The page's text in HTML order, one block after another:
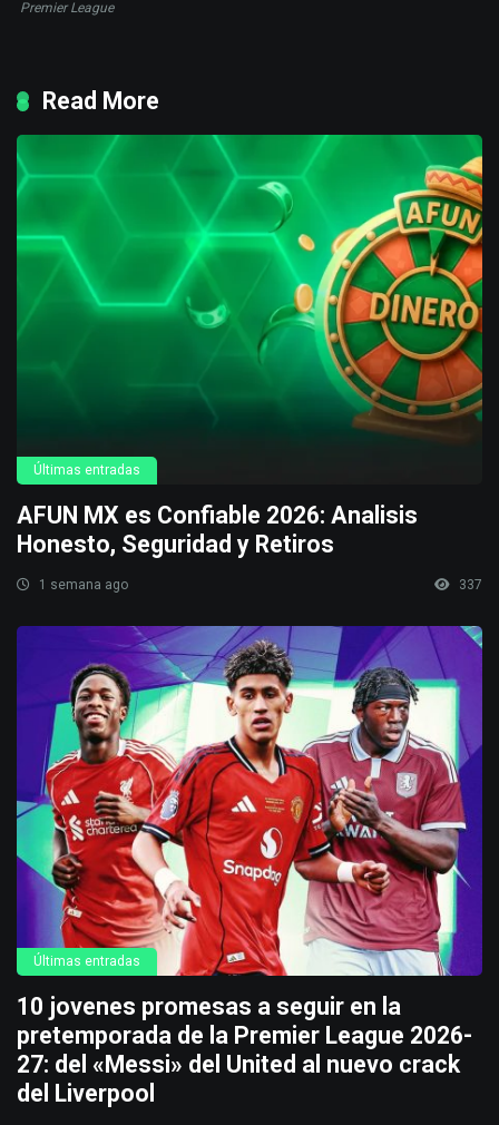
Premier League
Read More
Últimas entradas
AFUN MX es Confiable 2026: Analisis
Honesto, Seguridad y Retiros
1 semana ago 337
Últimas entradas
10 jovenes promesas a seguir en la
pretemporada de la Premier League 2026-
27: del «Messi» del United al nuevo crack
del Liverpool